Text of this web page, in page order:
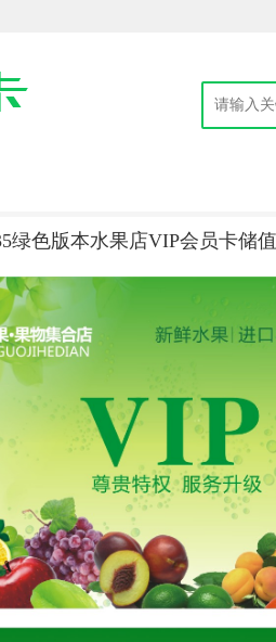
绿色版本水果店VIP会员卡储